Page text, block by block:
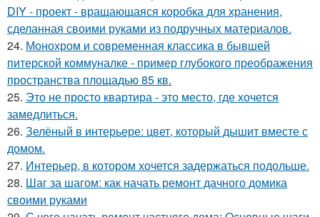
DIY - проект - вращающаяся коробка для хранения,
сделанная своими руками из подручных материалов.
24. Монохром и современная классика в бывшей
питерской коммуналке - пример глубокого преображения
пространства площадью 85 кв.
25. Это не просто квартира - это место, где хочется
замедлиться.
26. Зелёный в интерьере: цвет, который дышит вместе с
домом.
27. Интерьер, в котором хочется задержаться подольше.
28. Шаг за шагом: как начать ремонт дачного домика
своими руками